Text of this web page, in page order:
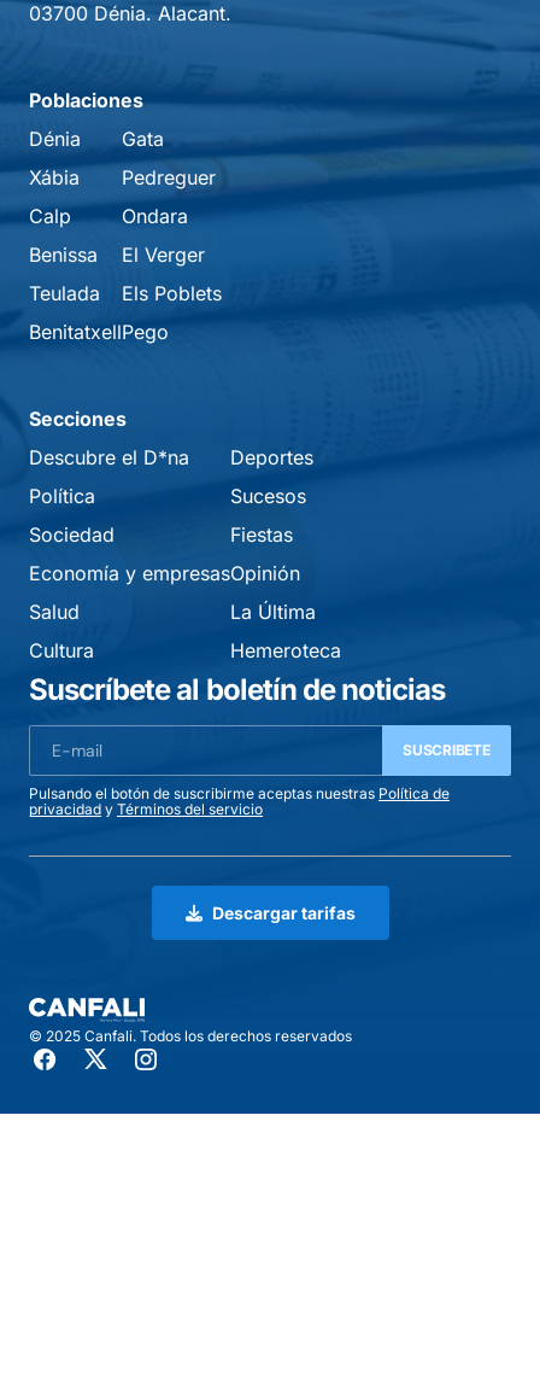
03700 Dénia. Alacant.
Poblaciones
Dénia
Xábia
Calp
Benissa
Teulada
Benitatxell
Gata
Pedreguer
Ondara
El Verger
Els Poblets
Pego
Secciones
Descubre el D*na
Política
Sociedad
Economía y empresas
Salud
Cultura
Deportes
Sucesos
Fiestas
Opinión
La Última
Hemeroteca
Suscríbete al boletín de noticias
SUSCRIBETE
Pulsando el botón de suscribirme aceptas nuestras Política de
privacidad y Términos del servicio
Descargar tarifas
© 2025 Canfali. Todos los derechos reservados